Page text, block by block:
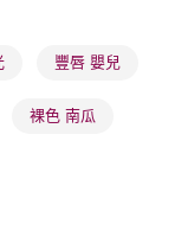
順豐速運或京東
豐唇 嬰兒
裸色 南瓜